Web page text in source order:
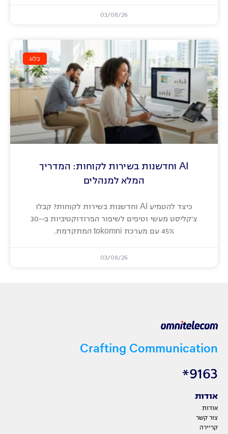
03/08/26
בלוג
AI וחדשנות בשירות לקוחות: המדריך
המלא למנהלים
כיצד להטמיע AI וחדשנות בשירות לקוחות? קבלו
צ'קליסט מעשי וטיפים לשיפור הפרודוקטיביות ב-30-
45% עם מערכת tokomni המתקדמת.
03/08/26
Crafting Communication
9163*
אודות
אודות
צור קשר
קריירה